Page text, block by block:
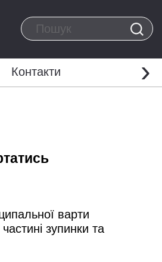
Контакти ›
варти
зупинки та